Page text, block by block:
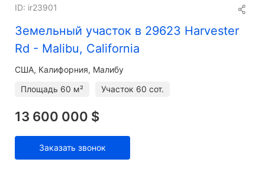
Земельный участок в 29623 Harvester
Rd - Malibu, California
ID: ir23901
США, Калифорния, Малибу
Площадь 60 м² Участок 60 сот.
13 600 000 $
Заказать звонок